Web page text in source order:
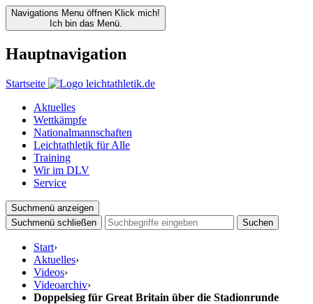
Navigations Menu öffnen Klick mich!
Ich bin das Menü.
Hauptnavigation
Startseite
Aktuelles
Wettkämpfe
Nationalmannschaften
Leichtathletik für Alle
Training
Wir im DLV
Service
Suchmenü anzeigen
Suchmenü schließen
Suchen
Start›
Aktuelles›
Videos›
Videoarchiv›
Doppelsieg für Great Britain über die Stadionrunde